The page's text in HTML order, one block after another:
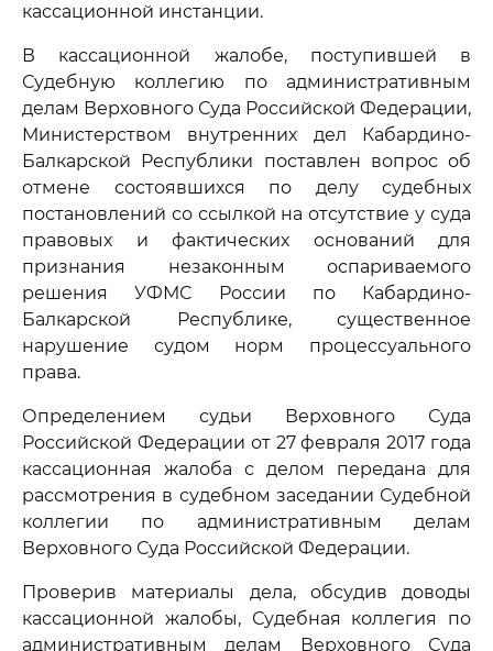
кассационной инстанции.
В кассационной жалобе, поступившей в
Судебную коллегию по административным
делам Верховного Суда Российской Федерации,
Министерством внутренних дел Кабардино-
Балкарской Республики поставлен вопрос об
отмене состоявшихся по делу судебных
постановлений со ссылкой на отсутствие у суда
правовых и фактических оснований для
признания незаконным оспариваемого
решения УФМС России по Кабардино-
Балкарской Республике, существенное
нарушение судом норм процессуального
права.
Определением судьи Верховного Суда
Российской Федерации от 27 февраля 2017 года
кассационная жалоба с делом передана для
рассмотрения в судебном заседании Судебной
коллегии по административным делам
Верховного Суда Российской Федерации.
Проверив материалы дела, обсудив доводы
кассационной жалобы, Судебная коллегия по
административным делам Верховного Суда